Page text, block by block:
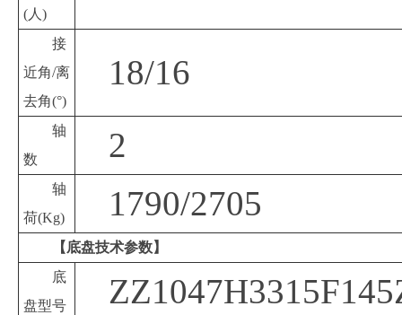
(人)
接
近角/离
去角(°)
18/16
轴
数
2
轴
荷(Kg) 1790/2705
【底盘技术参数】
底
盘型号